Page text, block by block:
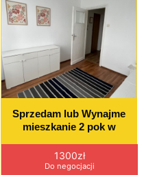
Sprzedam lub Wynajme
mieszkanie 2 pok w
1300zł
Do negocjacji